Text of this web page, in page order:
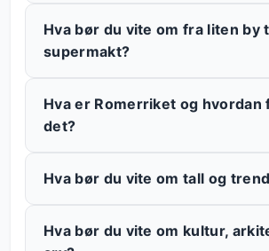
Hva bør du vite om fra liten by
supermakt?
Hva er Romerriket og hvordan
det?
Hva bør du vite om tall og
Hva bør du vite om kultur,